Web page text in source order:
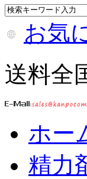
お気
送料全
ホー
精力